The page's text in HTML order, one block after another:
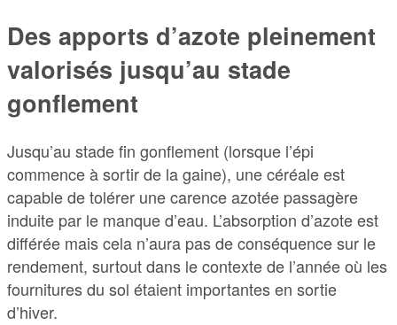
Des apports d’azote pleinement
valorisés jusqu’au stade
gonflement
Jusqu’au stade fin gonflement (lorsque l’épi
commence à sortir de la gaine), une céréale est
capable de tolérer une carence azotée passagère
induite par le manque d’eau. L’absorption d’azote est
différée mais cela n’aura pas de conséquence sur le
rendement, surtout dans le contexte de l’année où les
fournitures du sol étaient importantes en sortie
d’hiver.